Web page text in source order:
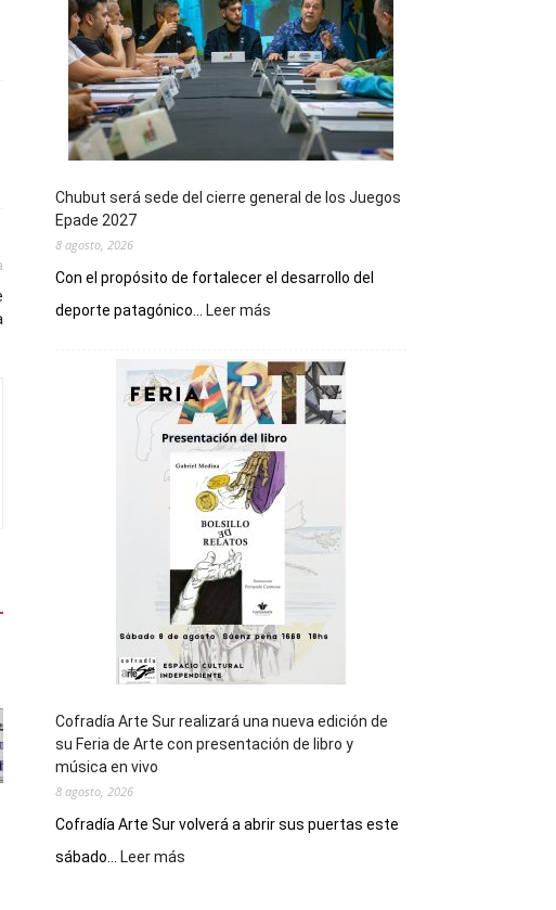
Chubut será sede del cierre general de los Juegos
Epade 2027
8 agosto, 2026
Con el propósito de fortalecer el desarrollo del
deporte patagónico...
Leer más
sede
del
cierre
general
de
los
Juegos
Epade
2027
Cofradía Arte Sur realizará una nueva edición de
su Feria de Arte con presentación de libro y
música en vivo
8 agosto, 2026
Cofradía Arte Sur volverá a abrir sus puertas este
sábado...
Leer más